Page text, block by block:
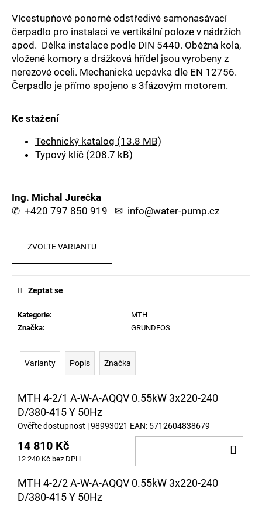
Vícestupňové ponorné odstředivé samonasávací
čerpadlo pro instalaci ve vertikální poloze v nádržích
apod. Délka instalace podle DIN 5440. Oběžná kola,
vložené komory a drážková hřídel jsou vyrobeny z
nerezové oceli. Mechanická ucpávka dle EN 12756.
Čerpadlo je přímo spojeno s 3fázovým motorem.
Ke stažení
Technický katalog (13.8 MB)
Typový klíč (208.7 kB)
Ing. Michal Jurečka
✆ +420 797 850 919 ✉ info@water-pump.cz
ZVOLTE VARIANTU
Kategorie:
MTH
Značka:
GRUNDFOS
Zeptat se
Varianty Popis Značka
MTH 4-2/1 A-W-A-AQQV 0.55kW 3x220-240
D/380-415 Y 50Hz
Ověřte dostupnost | 98993021 EAN: 5712604838679
14 810 Kč
12 240 Kč bez DPH
MTH 4-2/2 A-W-A-AQQV 0.55kW 3x220-240
D/380-415 Y 50Hz
a
j
í
t
?
HLEDAT
o
p
č
u
m
e